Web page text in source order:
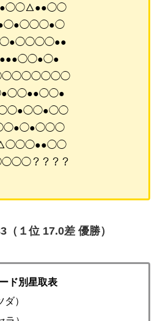
？？？？
１位 17.0差 優勝）
ド別星取表
）